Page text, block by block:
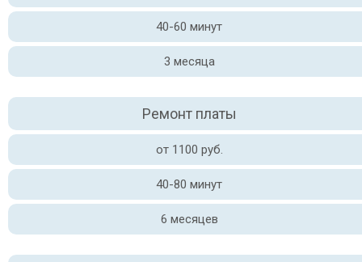
40-60 минут
3 месяца
Ремонт платы
от 1100 руб.
40-80 минут
6 месяцев